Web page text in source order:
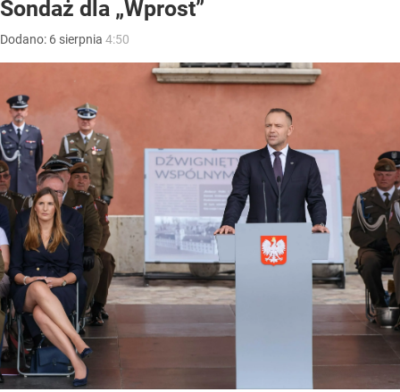
Sondaż dla „Wprost”
Dodano: 6 sierpnia 4:50